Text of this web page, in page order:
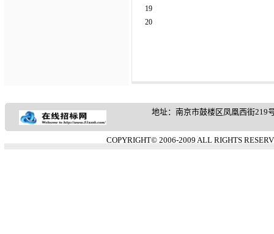
19
20
地址：南京市鼓楼区凤凰西街219
COPYRIGHT© 2006-2009 ALL RIGHTS